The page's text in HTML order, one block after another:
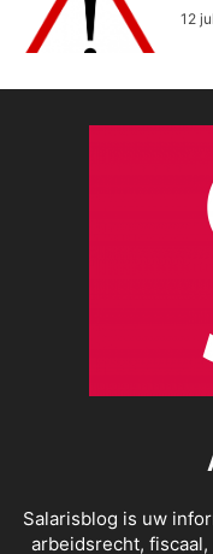
12
Salarisblog is uw
arbeidsrecht,